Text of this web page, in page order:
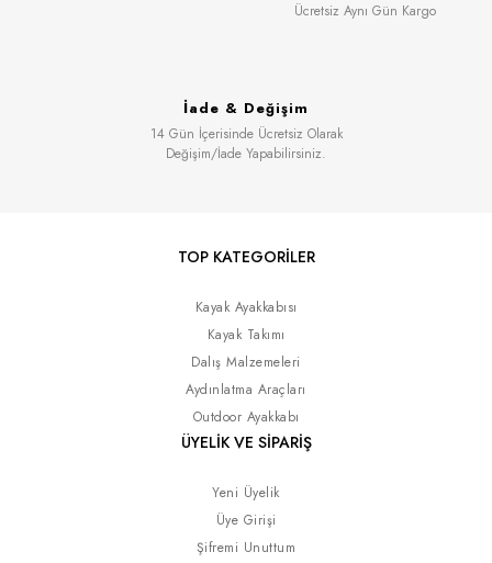
Ücretsiz Aynı Gün Kargo
İade & Değişim
14 Gün İçerisinde Ücretsiz Olarak
Değişim/İade Yapabilirsiniz.
TOP KATEGORİLER
Kayak Ayakkabısı
Kayak Takımı
Dalış Malzemeleri
Aydınlatma Araçları
Outdoor Ayakkabı
ÜYELİK VE SİPARİŞ
Yeni Üyelik
Üye Girişi
Şifremi Unuttum